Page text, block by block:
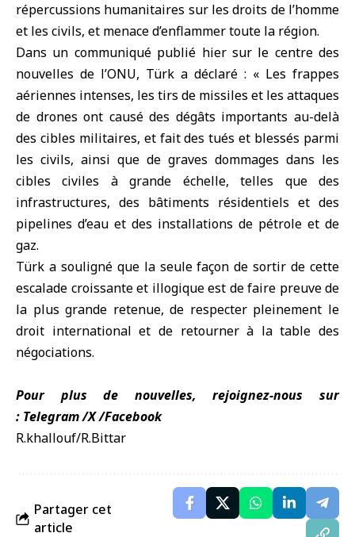
répercussions humanitaires sur les droits de l’homme
et les civils, et menace d’enflammer toute la région.
Dans un communiqué publié hier sur le centre des
nouvelles de l’ONU, Türk a déclaré : « Les frappes
aériennes intenses, les tirs de missiles et les attaques
de drones ont causé des dégâts importants au-delà
des cibles militaires, et fait des tués et blessés parmi
les civils, ainsi que de graves dommages dans les
cibles civiles à grande échelle, telles que des
infrastructures, des bâtiments résidentiels et des
pipelines d’eau et des installations de pétrole et de
gaz.
Türk a souligné que la seule façon de sortir de cette
escalade croissante et illogique est de faire preuve de
la plus grande retenue, de respecter pleinement le
droit international et de retourner à la table des
négociations.
Pour plus de nouvelles, rejoignez-nous sur
: Telegram/X/Facebook
R.khallouf/R.Bittar
Partager cet
article